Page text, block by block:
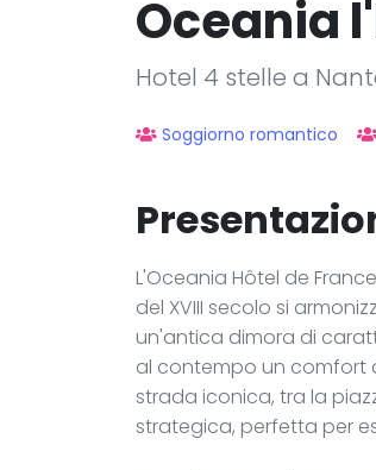
Oceania
Hotel 4 stelle a
Soggiorno romantico
L'Oceania Hôtel de
del XVIII secolo si
un'antica dimora di
al contempo un comfort
strada iconica, tra la
strategica, perfetta per